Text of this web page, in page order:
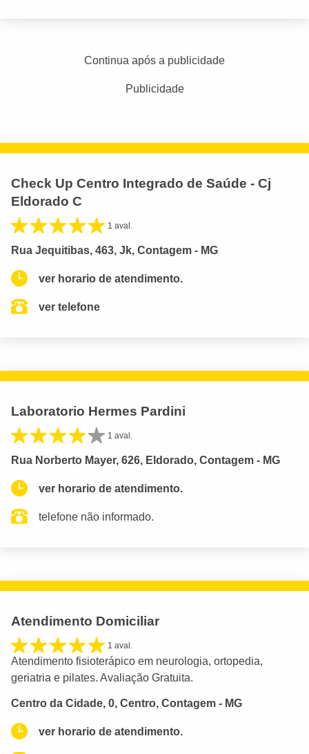
Continua após a publicidade
Publicidade
Check Up Centro Integrado de Saúde - Cj
Eldorado C
1 aval.
Rua Jequitibas, 463, Jk, Contagem - MG
ver horario de atendimento.
ver telefone
Laboratorio Hermes Pardini
1 aval.
Rua Norberto Mayer, 626, Eldorado, Contagem - MG
ver horario de atendimento.
telefone não informado.
Atendimento Domiciliar
1 aval.
Atendimento fisioterápico em neurologia, ortopedia,
geriatria e pilates. Avaliação Gratuita.
Centro da Cidade, 0, Centro, Contagem - MG
ver horario de atendimento.